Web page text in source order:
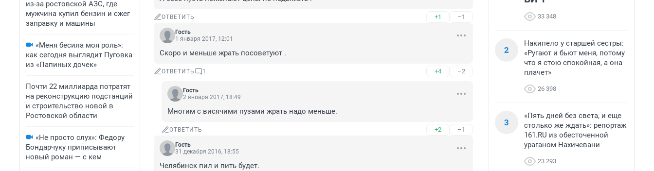
из-за ростовской АЗС, где
мужчина купил бензин и сжег
заправку и машины
«Меня бесила моя роль»:
как сегодня выглядит Пуговка
из «Папиных дочек»
Почти 22 миллиарда потратят
на реконструкцию подстанций
и строительство новой в
Ростовской области
«Не просто слух»: Федору
Бондарчуку приписывают
новый роман — с кем
ОТВЕТИТЬ +1 –1
Гость
1 января 2017, 12:01
Скоро и меньше жрать посоветуют .
ОТВЕТИТЬ 1 +4 –2
Гость
2 января 2017, 18:49
Многим с висячими пузами жрать надо меньше.
ОТВЕТИТЬ +2 –1
Гость
31 декабря 2016, 18:55
Челябинск пил и пить будет.
33 348
2
Накипело у старшей сестры:
«Ругают и бьют меня, потому
что я стою спокойная, а она
плачет»
26 398
3
«Пять дней без света, и еще
столько же ждать»: репортаж
161.RU из обесточенной
ураганом Нахичевани
23 293